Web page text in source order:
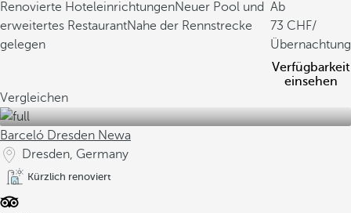
Renovierte HoteleinrichtungenNeuer Pool und
erweitertes RestaurantNahe der Rennstrecke
gelegen
Ab
73
/
Übernachtung
Verfügbarkeit
einsehen
Vergleichen
Barceló Dresden Newa
Dresden, Germany
Kürzlich renoviert